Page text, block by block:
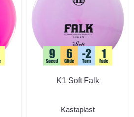
K1 Soft Falk
Kastaplast